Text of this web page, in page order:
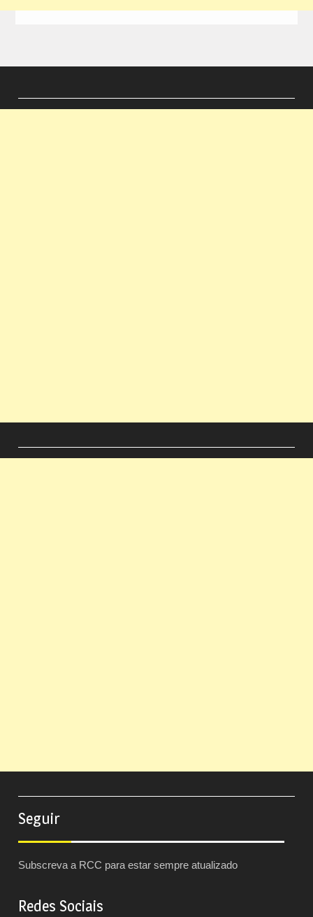
Seguir
Subscreva a RCC para estar sempre atualizado
Redes Sociais